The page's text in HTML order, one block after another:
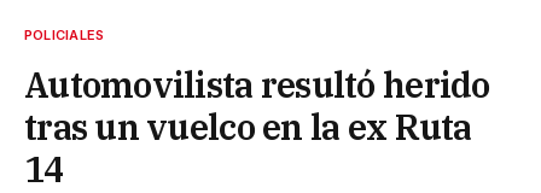
POLICIALES
Automovilista resultó herido
tras un vuelco en la ex Ruta
14